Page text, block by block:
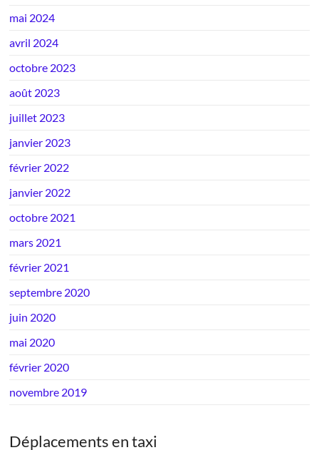
mai 2024
avril 2024
octobre 2023
août 2023
juillet 2023
janvier 2023
février 2022
janvier 2022
octobre 2021
mars 2021
février 2021
septembre 2020
juin 2020
mai 2020
février 2020
novembre 2019
Déplacements en taxi